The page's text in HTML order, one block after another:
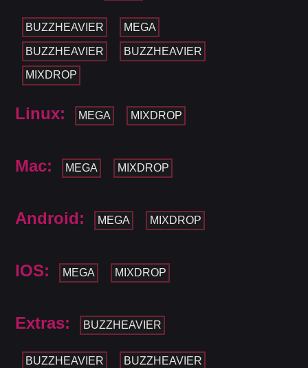
BUZZHEAVIER MEGA
BUZZHEAVIER BUZZHEAVIER
MIXDROP
Linux: MEGA MIXDROP
Mac: MEGA MIXDROP
Android: MEGA MIXDROP
IOS: MEGA MIXDROP
Extras: BUZZHEAVIER
BUZZHEAVIER BUZZHEAVIER